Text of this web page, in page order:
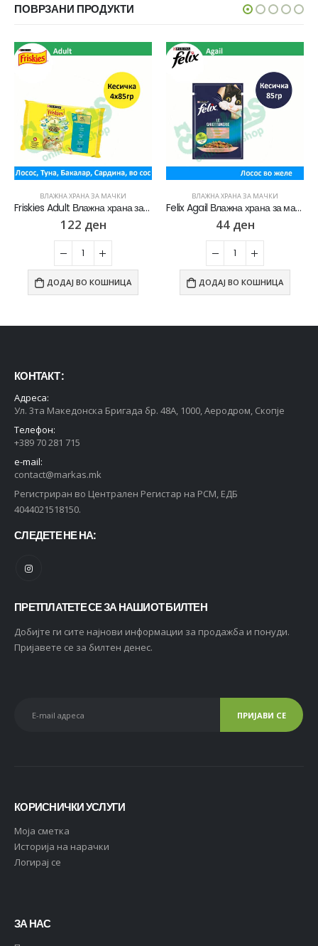
ПОВРЗАНИ ПРОДУКТИ
ВЛАЖНА ХРАНА ЗА МАЧКИ
Friskies Adult Влажна храна за Возрасни мачки со Лосос, Туна, Бакалар, Сардина во сос [Кесичка 4×85гр]
122 ден
ДОДАЈ ВО КОШНИЦА
ВЛАЖНА ХРАНА ЗА МАЧКИ
Felix Agail Влажна храна за мачки со Лосос во желе [Кесичка 85гр]
44 ден
ДОДАЈ ВО КОШНИЦА
КОНТАКТ :
Адреса:
Ул. 3та Македонска Бригада бр. 48А, 1000, Аеродром, Скопје
Телефон:
+389 70 281 715
e-mail:
contact@markas.mk
Регистриран во Централен Регистар на РСМ, ЕДБ
4044021518150.
СЛЕДЕТЕ НЕ НА:
ПРЕТПЛАТЕТЕ СЕ ЗА НАШИОТ БИЛТЕН
Добијте ги сите најнови информации за продажба и понуди.
Пријавете се за билтен денес.
КОРИСНИЧКИ УСЛУГИ
Moja сметка
Историја на нарачки
Логирај се
ЗА НАС